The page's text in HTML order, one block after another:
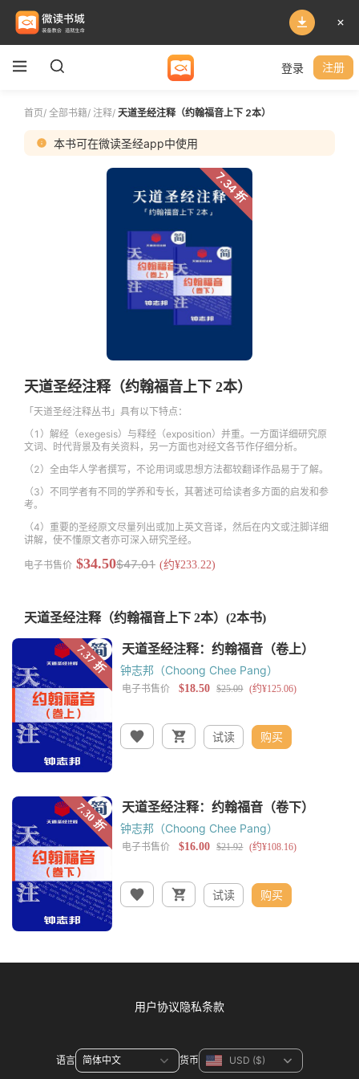
登录 注册
首页/ 全部书籍/ 注释/ 天道圣经注释（约翰福音上下 2本）
本书可在微读圣经app中使用
7.34 折
天道圣经注释（约翰福音上下 2本）
「天道圣经注释丛书」具有以下特点：
（1）解经（exegesis）与释经（exposition）并重。一方面详细研究原
文词、时代背景及有关资料，另一方面也对经文各节作仔细分析。
（2）全由华人学者撰写，不论用词或思想方法都较翻译作品易于了解。
（3）不同学者有不同的学养和专长，其著述可给读者多方面的启发和参
考。
（4）重要的圣经原文尽量列出或加上英文音译，然后在内文或注脚详细
讲解，使不懂原文者亦可深入研究圣经。
电子书售价 $34.50$47.01 (约¥233.22)
天道圣经注释（约翰福音上下 2本） (2本书)
钟志邦（Choong Chee Pang）
试读 购买
钟志邦（Choong Chee Pang）
试读 购买
用户协议隐私条款
语言 货币